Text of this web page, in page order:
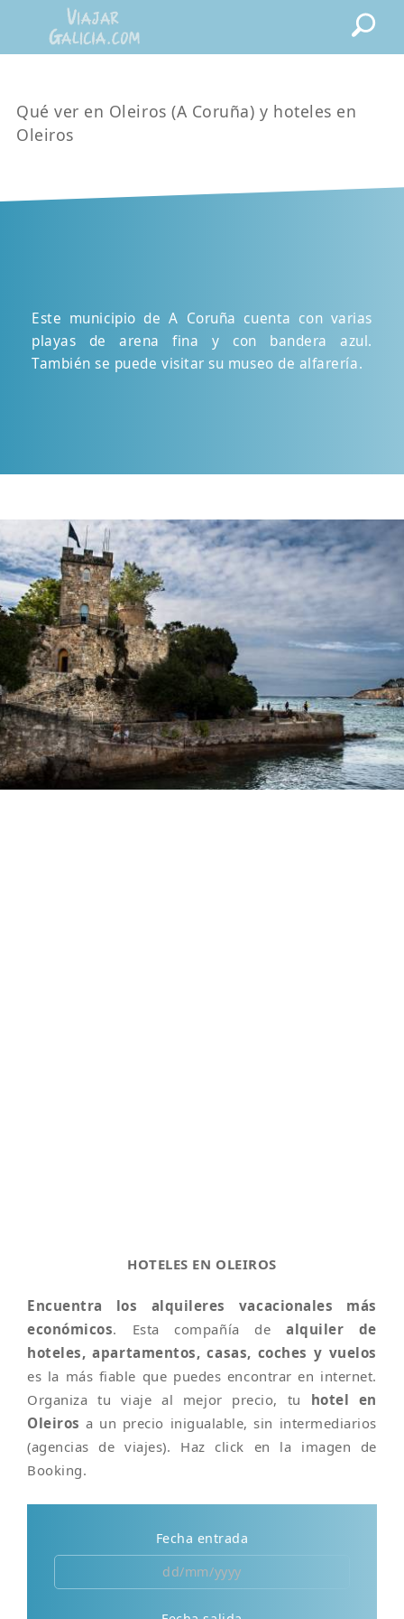
Qué ver en Oleiros (A Coruña) y hoteles en
Oleiros
Este municipio de A Coruña cuenta con varias
playas de arena fina y con bandera azul.
También se puede visitar su museo de alfarería.
HOTELES EN OLEIROS
Encuentra los alquileres vacacionales más
económicos. Esta compañía de alquiler de
hoteles, apartamentos, casas, coches y vuelos
es la más fiable que puedes encontrar en internet.
Organiza tu viaje al mejor precio, tu hotel en
Oleiros a un precio inigualable, sin intermediarios
(agencias de viajes). Haz click en la imagen de
Booking.
Fecha entrada